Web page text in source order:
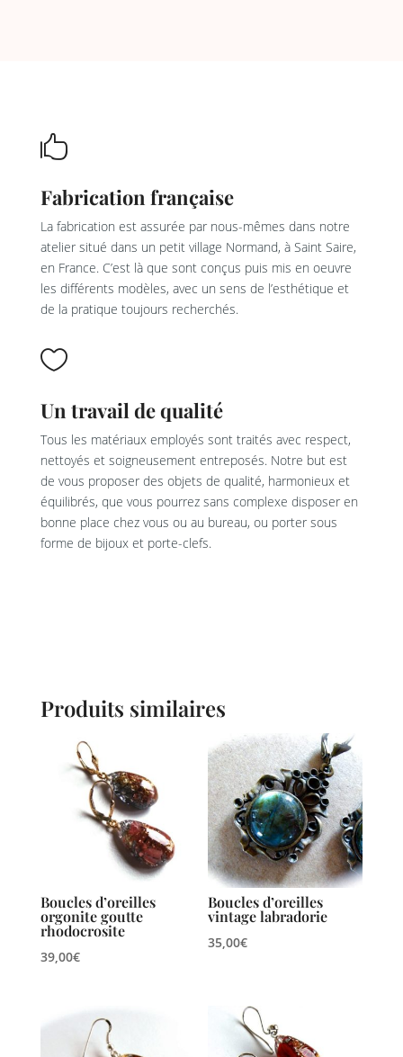

Fabrication française
La fabrication est assurée par nous-mêmes dans notre
atelier situé dans un petit village Normand, à Saint Saire,
en France. C’est là que sont conçus puis mis en oeuvre
les différents modèles, avec un sens de l’esthétique et
de la pratique toujours recherchés.

Un travail de qualité
Tous les matériaux employés sont traités avec respect,
nettoyés et soigneusement entreposés. Notre but est
de vous proposer des objets de qualité, harmonieux et
équilibrés, que vous pourrez sans complexe disposer en
bonne place chez vous ou au bureau, ou porter sous
forme de bijoux et porte-clefs.
Produits similaires
Boucles d’oreilles
orgonite goutte
rhodocrosite
39,00€
Boucles d’oreilles
vintage labradorie
35,00€